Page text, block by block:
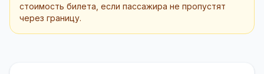
стоимость билета, если пассажира не пропустят
через границу.